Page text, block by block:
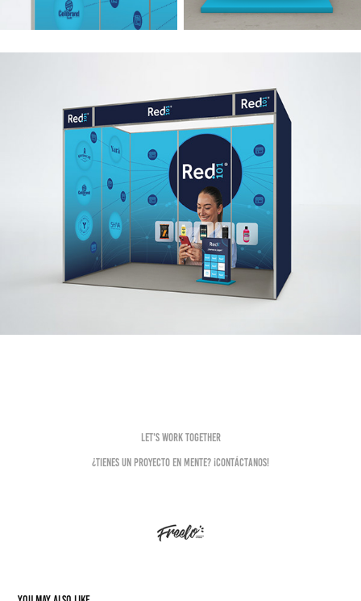
Let's work together
¿Tienes un proyecto en mente? ¡Contáctanos!